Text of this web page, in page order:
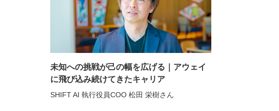
未知への挑戦が己の幅を広げる｜アウェイ
に飛び込み続けてきたキャリア
SHIFT AI 執行役員COO 松田 栄樹さん